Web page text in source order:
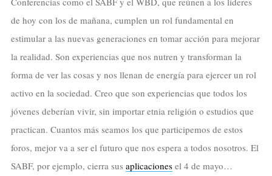
de hoy con los de mañana, cumplen un rol fundamental en
estimular a las nuevas generaciones en tomar acción para mejorar
la realidad. Son experiencias que nos nutren y transforman la
forma de ver las cosas y nos llenan de energía para ejercer un rol
activo en la sociedad. Creo que son experiencias que todos los
jóvenes deberían vivir, sin importar etnia religión o estudios que
practican. Cuantos más seamos los que participemos de estos
foros, mejor va a ser el futuro que nos espera a todos nosotros. El
SABF, por ejemplo, cierra sus aplicacionesel 4 de mayo…